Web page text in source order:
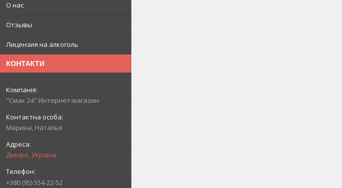
О нас
Отзывы
Лицензия на алкоголь
КОНТАКТИ
"Смак 24" Интернет-магазин
Марина, Наталья
Дніпро, Україна
+380 (95) 554-22-52